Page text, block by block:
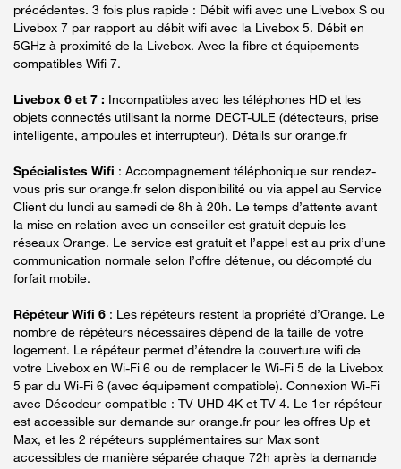
précédentes. 3 fois plus rapide : Débit wifi avec une Livebox S ou
Livebox 7 par rapport au débit wifi avec la Livebox 5. Débit en
5GHz à proximité de la Livebox. Avec la fibre et équipements
compatibles Wifi 7.
Livebox 6 et 7 : Incompatibles avec les téléphones HD et les
objets connectés utilisant la norme DECT-ULE (détecteurs, prise
intelligente, ampoules et interrupteur). Détails sur orange.fr
Spécialistes Wifi : Accompagnement téléphonique sur rendez-
vous pris sur orange.fr selon disponibilité ou via appel au Service
Client du lundi au samedi de 8h à 20h. Le temps d’attente avant
la mise en relation avec un conseiller est gratuit depuis les
réseaux Orange. Le service est gratuit et l’appel est au prix d’une
communication normale selon l’offre détenue, ou décompté du
forfait mobile.
Répéteur Wifi 6 : Les répéteurs restent la propriété d’Orange. Le
nombre de répéteurs nécessaires dépend de la taille de votre
logement. Le répéteur permet d’étendre la couverture wifi de
votre Livebox en Wi-Fi 6 ou de remplacer le Wi-Fi 5 de la Livebox
5 par du Wi-Fi 6 (avec équipement compatible). Connexion Wi-Fi
avec Décodeur compatible : TV UHD 4K et TV 4. Le 1er répéteur
est accessible sur demande sur orange.fr pour les offres Up et
Max, et les 2 répéteurs supplémentaires sur Max sont
accessibles de manière séparée chaque 72h après la demande